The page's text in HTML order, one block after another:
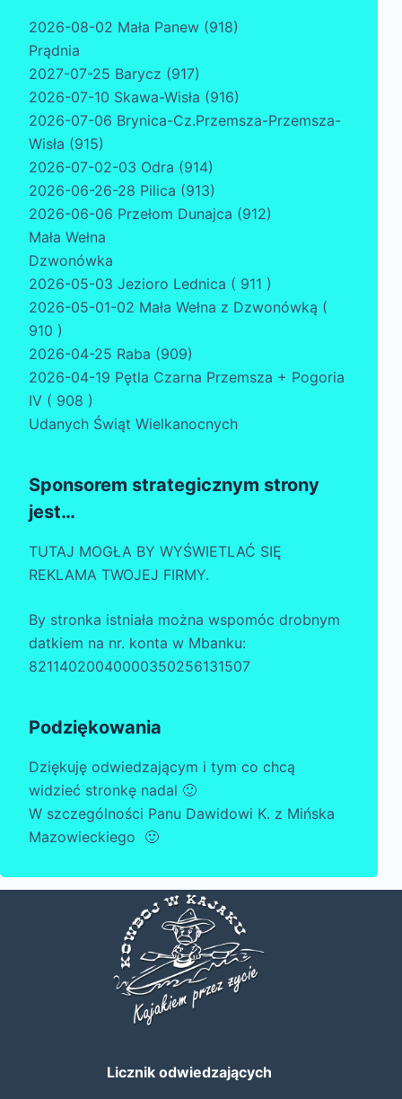
2026-08-02 Mała Panew (918)
Prądnia
2027-07-25 Barycz (917)
2026-07-10 Skawa-Wisła (916)
2026-07-06 Brynica-Cz.Przemsza-Przemsza-
Wisła (915)
2026-07-02-03 Odra (914)
2026-06-26-28 Pilica (913)
2026-06-06 Przełom Dunajca (912)
Mała Wełna
Dzwonówka
2026-05-03 Jezioro Lednica ( 911 )
2026-05-01-02 Mała Wełna z Dzwonówką (
910 )
2026-04-25 Raba (909)
2026-04-19 Pętla Czarna Przemsza + Pogoria
IV ( 908 )
Udanych Świąt Wielkanocnych
Sponsorem strategicznym strony
jest…
TUTAJ MOGŁA BY WYŚWIETLAĆ SIĘ
REKLAMA TWOJEJ FIRMY.
By stronka istniała można wspomóc drobnym
datkiem na nr. konta w Mbanku:
82114020040000350256131507
Podziękowania
Dziękuję odwiedzającym i tym co chcą
widzieć stronkę nadal 🙂
W szczególności Panu Dawidowi K. z Mińska
Mazowieckiego 🙂
Licznik odwiedzających